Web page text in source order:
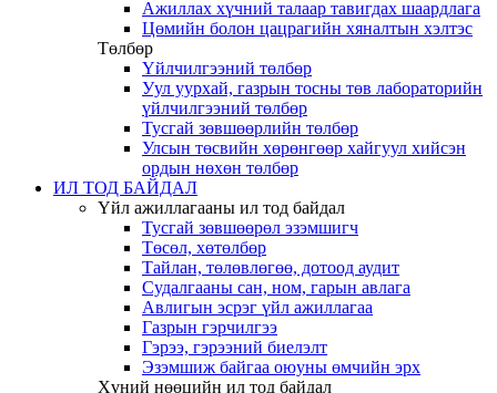
Ажиллах хүчний талаар тавигдах шаардлага
Цөмийн болон цацрагийн хяналтын хэлтэс
Төлбөр
Үйлчилгээний төлбөр
Уул уурхай, газрын тосны төв лабораторийн
үйлчилгээний төлбөр
Тусгай зөвшөөрлийн төлбөр
Улсын төсвийн хөрөнгөөр хайгуул хийсэн
ордын нөхөн төлбөр
ИЛ ТОД БАЙДАЛ
Үйл ажиллагааны ил тод байдал
Тусгай зөвшөөрөл эзэмшигч
Төсөл, хөтөлбөр
Тайлан, төлөвлөгөө, дотоод аудит
Судалгааны сан, ном, гарын авлага
Авлигын эсрэг үйл ажиллагаа
Газрын гэрчилгээ
Гэрээ, гэрээний биелэлт
Эзэмшиж байгаа оюуны өмчийн эрх
Хүний нөөцийн ил тод байдал